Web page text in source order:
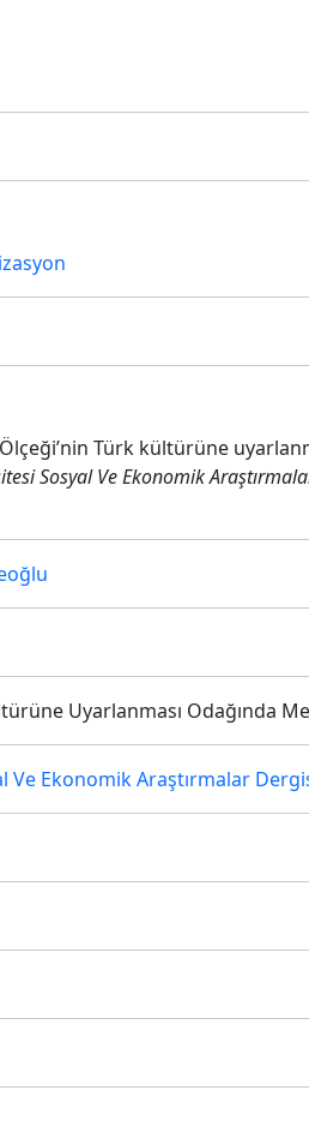
Türk kültürüne
Sosyal Ve Ekonomik
Uyarlanması Odağında
Ekonomik Araştırmalar